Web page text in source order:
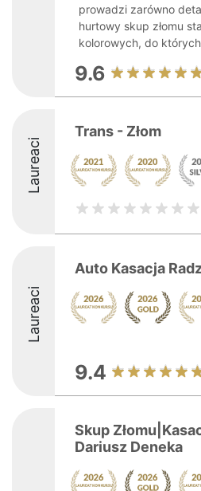
prowadzi zarówno
hurtowy skup złomu
kolorowych, do
9.6
Laureaci
Trans - Złom
Laureaci
Auto Kasacja
9.4
Skup
Dariusz Deneka